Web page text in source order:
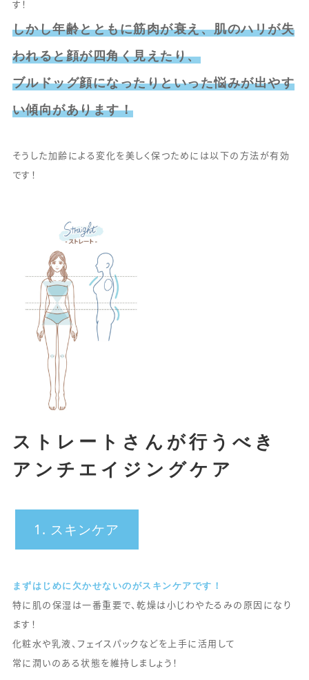
す！
しかし年齢とともに筋肉が衰え、肌のハリが失
われると顔が四角く見えたり、
ブルドッグ顔になったりといった悩みが出やす
い傾向があります！
そうした加齢による変化を美しく保つためには以下の方法が有効
です！
ストレートさんが行うべき
アンチエイジングケア
1. スキンケア
まずはじめに欠かせないのがスキンケアです！
特に肌の保湿は一番重要で、乾燥は小じわやたるみの原因になり
ます！
化粧水や乳液、フェイスパックなどを上手に活用して
常に潤いのある状態を維持しましょう！